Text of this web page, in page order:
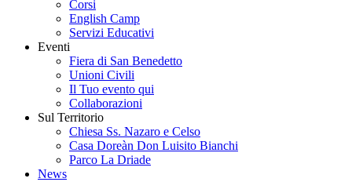
Corsi
English Camp
Servizi Educativi
Eventi
Fiera di San Benedetto
Unioni Civili
Il Tuo evento qui
Collaborazioni
Sul Territorio
Chiesa Ss. Nazaro e Celso
Casa Doreàn Don Luisito Bianchi
Parco La Driade
News